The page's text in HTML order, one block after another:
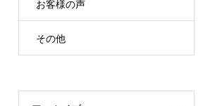
お客様の声
その他